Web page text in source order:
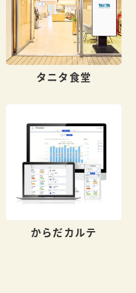
タニタ食堂
からだカルテ